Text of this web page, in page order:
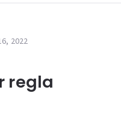
2022
regla